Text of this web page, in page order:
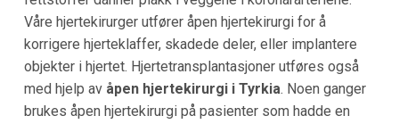
Våre hjertekirurger utfører åpen hjertekirurgi for å
korrigere hjerteklaffer, skadede deler, eller implantere
objekter i hjertet. Hjertetransplantasjoner utføres også
med hjelp av åpen hjertekirurgi i Tyrkia. Noen ganger
brukes åpen hjertekirurgi på pasienter som hadde en